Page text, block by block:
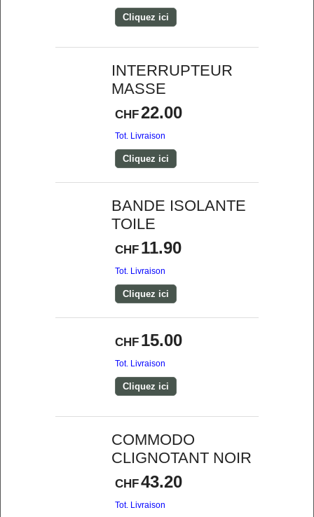
Cliquez ici
INTERRUPTEUR
MASSE
CHF22.00
Tot. Livraison
Cliquez ici
BANDE ISOLANTE
TOILE
CHF 11.90
Tot. Livraison
Cliquez ici
CHF 15.00
Tot. Livraison
Cliquez ici
COMMODO
CLIGNOTANT NOIR
CHF43.20
Tot. Livraison